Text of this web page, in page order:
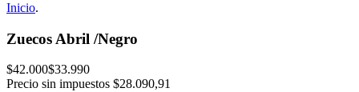
Inicio.
Zuecos Abril /Negro
$42.000$33.990
Precio sin impuestos $28.090,91